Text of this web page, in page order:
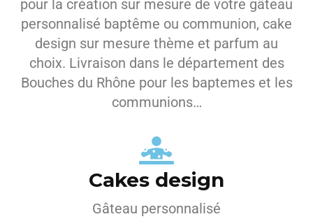
pour la création sur mesure de votre gâteau
personnalisé baptême ou communion, cake
design sur mesure thème et parfum au
choix. Livraison dans le département des
Bouches du Rhône pour les baptemes et les
communions…
Cakes design
Gâteau personnalisé